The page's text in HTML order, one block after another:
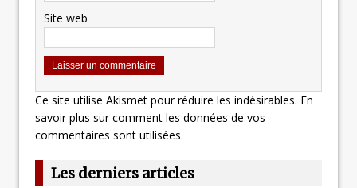
Site web
Ce site utilise Akismet pour réduire les indésirables. En
savoir plus sur comment les données de vos
commentaires sont utilisées.
Les derniers articles